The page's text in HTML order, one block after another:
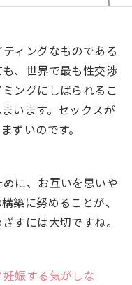
ィングなものである
、世界で最も性交渉
ングにしばられるこ
います。セックスが
ずいのです。
に、お互いを思いや
築に努めることが、
すには大切ですね。
妊娠する気がしな